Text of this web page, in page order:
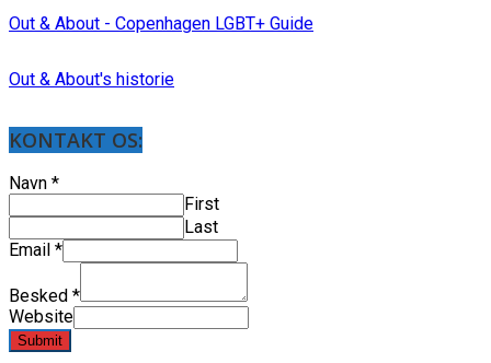
Out & About - Copenhagen LGBT+ Guide
Out & About's historie
KONTAKT OS:
Navn *
First
Last
Email *
Besked *
Website
Submit